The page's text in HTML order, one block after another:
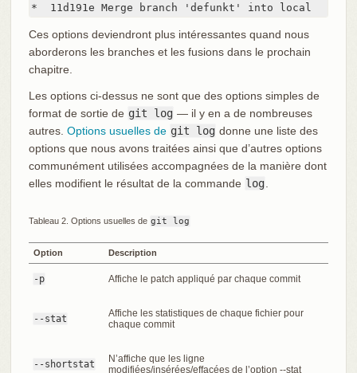
*  11d191e Merge branch 'defunkt' into local
Ces options deviendront plus intéressantes quand nous
aborderons les branches et les fusions dans le prochain
chapitre.
Les options ci-dessus ne sont que des options simples de
format de sortie de git log — il y en a de nombreuses
autres. Options usuelles de git log donne une liste des
options que nous avons traitées ainsi que d’autres options
communément utilisées accompagnées de la manière dont
elles modifient le résultat de la commande log
Tableau 2. Options usuelles de git log
Option Description
-p Affiche le patch appliqué par chaque commit
--stat
Affiche les statistiques de chaque fichier pour
chaque commit
--shortstat
N’affiche que les ligne
modifiées/insérées/effacées de l’option --stat